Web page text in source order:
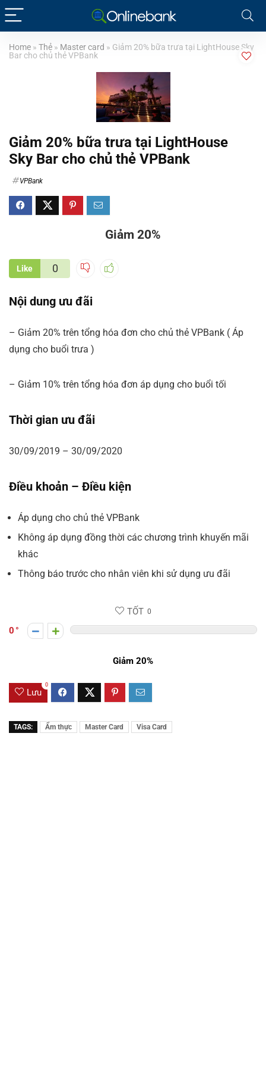
Home » Thẻ » Master card » Giảm 20% bữa trưa tại LightHouse Sky
Bar cho chủ thẻ VPBank
Giảm 20% bữa trưa tại LightHouse
Sky Bar cho chủ thẻ VPBank
VPBank
Giảm 20%
Like 0
Nội dung ưu đãi
– Giảm 20% trên tổng hóa đơn cho chủ thẻ VPBank ( Áp
dụng cho buổi trưa )
– Giảm 10% trên tổng hóa đơn áp dụng cho buổi tối
Thời gian ưu đãi
30/09/2019 – 30/09/2020
Điều khoản – Điều kiện
Áp dụng cho chủ thẻ VPBank
Không áp dụng đồng thời các chương trình khuyến mãi
khác
Thông báo trước cho nhân viên khi sử dụng ưu đãi
TỐT 0
0
Giảm 20%
Lưu
0
TAGS: Ẩm thực Master Card Visa Card